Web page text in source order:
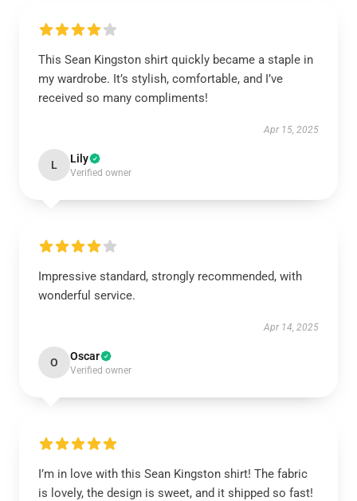
This Sean Kingston shirt quickly became a staple in
my wardrobe. It’s stylish, comfortable, and I’ve
received so many compliments!
Apr 15, 2025
L Lily
Verified owner
Impressive standard, strongly recommended, with
wonderful service.
Apr 14, 2025
O Oscar
Verified owner
I’m in love with this Sean Kingston shirt! The fabric
is lovely, the design is sweet, and it shipped so fast!